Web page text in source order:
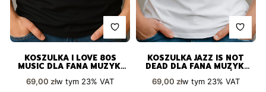
KOSZULKA I LOVE 80S
MUSIC DLA FANA MUZYKI
Cena brutto
69,00 złw tym 23%VAT
KOSZULKA JAZZ IS NOT
DEAD DLA FANA MUZYKI
JAZZOWEJ I MUZYKÓW
Cena brutto
69,00 złw tym 23% VAT